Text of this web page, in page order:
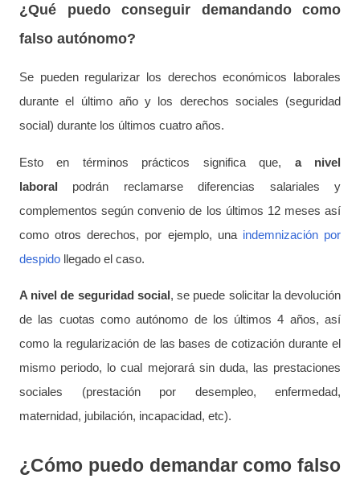
¿Qué puedo conseguir demandando como
falso autónomo?
Se pueden regularizar los derechos económicos laborales
durante el último año y los derechos sociales (seguridad
social) durante los últimos cuatro años.
Esto en términos prácticos significa que, a nivel
laboral podrán reclamarse diferencias salariales y
complementos según convenio de los últimos 12 meses así
como otros derechos, por ejemplo, una indemnización por
despido llegado el caso.
A nivel de seguridad social, se puede solicitar la devolución
de las cuotas como autónomo de los últimos 4 años, así
como la regularización de las bases de cotización durante el
mismo periodo, lo cual mejorará sin duda, las prestaciones
sociales (prestación por desempleo, enfermedad,
maternidad, jubilación, incapacidad, etc).
¿Cómo puedo demandar como falso